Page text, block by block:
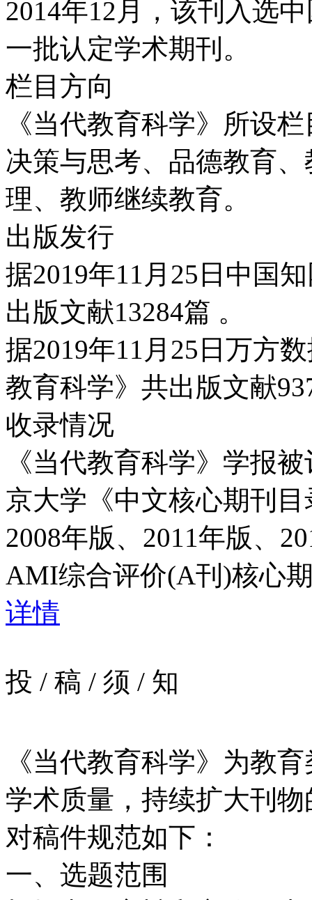
2014年12月，该刊入选
一批认定学术期刊。
栏目方向
《当代教育科学》所设
决策与思考、品德教育
理、教师继续教育。
出版发行
据2019年11月25日中国
出版文献13284篇 。
据2019年11月25日万方
教育科学》共出版文献
收录情况
《当代教育科学》学报
京大学《中文核心期刊
2008年版、2011年版、
AMI综合评价(A刊)核心
详情
投 / 稿 / 须 / 知
《当代教育科学》为教
学术质量，持续扩大刊
对稿件规范如下：
一、选题范围